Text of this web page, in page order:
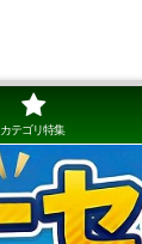
カテゴリ特集